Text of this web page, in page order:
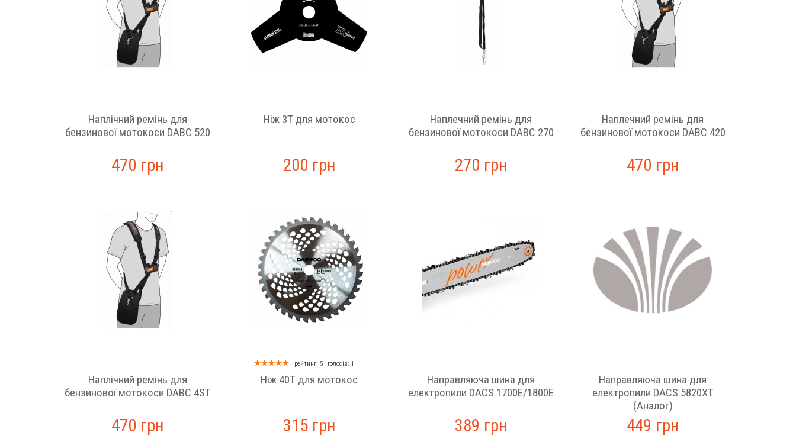
Наплічний ремінь для
бензинової мотокоси DABC 520
470 грн
Ніж 3Т для мотокос
200 грн
Наплечний ремінь для
бензинової мотокоси DABC 270
270 грн
Наплечний ремінь для
бензинової мотокоси DABC 420
470 грн
Наплічний ремінь для
бензинової мотокоси DABC 4ST
470 грн
рейтинг: 5 голосів: 1
Ніж 40Т для мотокос
315 грн
Направляюча шина для
електропили DACS 1700Е/1800E
389 грн
Направляюча шина для
електропили DACS 5820XT
(Аналог)
449 грн